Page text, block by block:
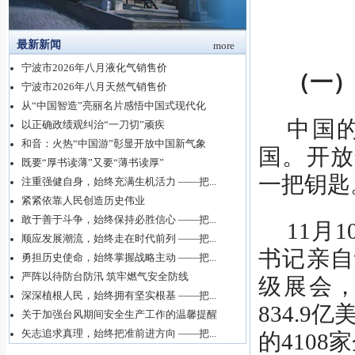
最新新闻
more
宁波市2026年八月液化气销售价
宁波市2026年八月天然气销售价
从“中国智造”亮丽名片感悟中国式现代化
以正确政绩观纠治“一刀切”顽疾
和音：火热“中国游”彰显开放中国新气象
既要“厚书读薄”又要“薄书读厚”
注重强健自身，始终充满生机活力 ——把...
紧紧依靠人民创造历史伟业
敢于善于斗争，始终保持必胜信心 ——把...
顺应发展潮流，始终走在时代前列 ——把...
勇担历史使命，始终掌握战略主动 ——把...
严阵以待防台防汛 筑牢燃气安全防线
深深植根人民，始终拥有坚实根基 ——把...
关于加强台风期间安全生产工作的温馨提醒
矢志追求真理，始终把准前进方向 ——把...
（一）
中国
国。开
一把钥
11月
书记亲
级展会
834.9亿
的4108